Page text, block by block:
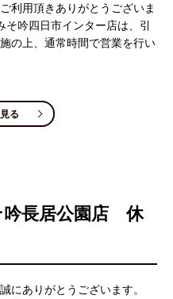
利用頂きありがとうございま
吟四日市インター店は、引
の上、通常時間で営業を行い
る
吟長居公園店 休
にありがとうございます。